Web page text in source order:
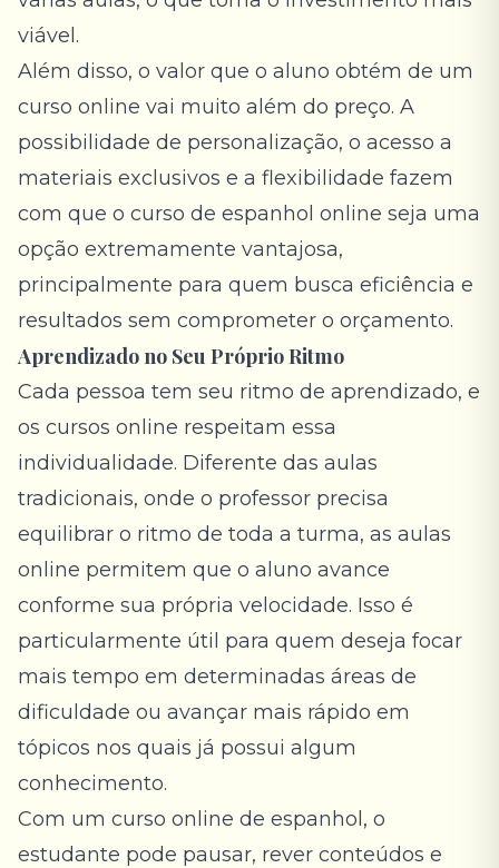
viável.
Além disso, o valor que o aluno obtém de um
curso online vai muito além do preço. A
possibilidade de personalização, o acesso a
materiais exclusivos e a flexibilidade fazem
com que o curso de espanhol online seja uma
opção extremamente vantajosa,
principalmente para quem busca eficiência e
resultados sem comprometer o orçamento.
Aprendizado no Seu Próprio Ritmo
Cada pessoa tem seu ritmo de aprendizado, e
os cursos online respeitam essa
individualidade. Diferente das aulas
tradicionais, onde o professor precisa
equilibrar o ritmo de toda a turma, as aulas
online permitem que o aluno avance
conforme sua própria velocidade. Isso é
particularmente útil para quem deseja focar
mais tempo em determinadas áreas de
dificuldade ou avançar mais rápido em
tópicos nos quais já possui algum
conhecimento.
Com um curso online de espanhol, o
estudante pode pausar, rever conteúdos e